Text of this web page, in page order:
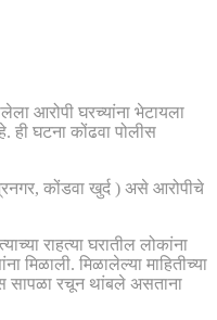
आरोपी घरच्यांना भेटायला
घटना कोंढवा पोलीस
कोंडवा खुर्द ) असे आरोपीचे
राहत्या घरातील लोकांना
मिळाली. मिळालेल्या माहितीच्या
सापळा रचून थांबले असताना